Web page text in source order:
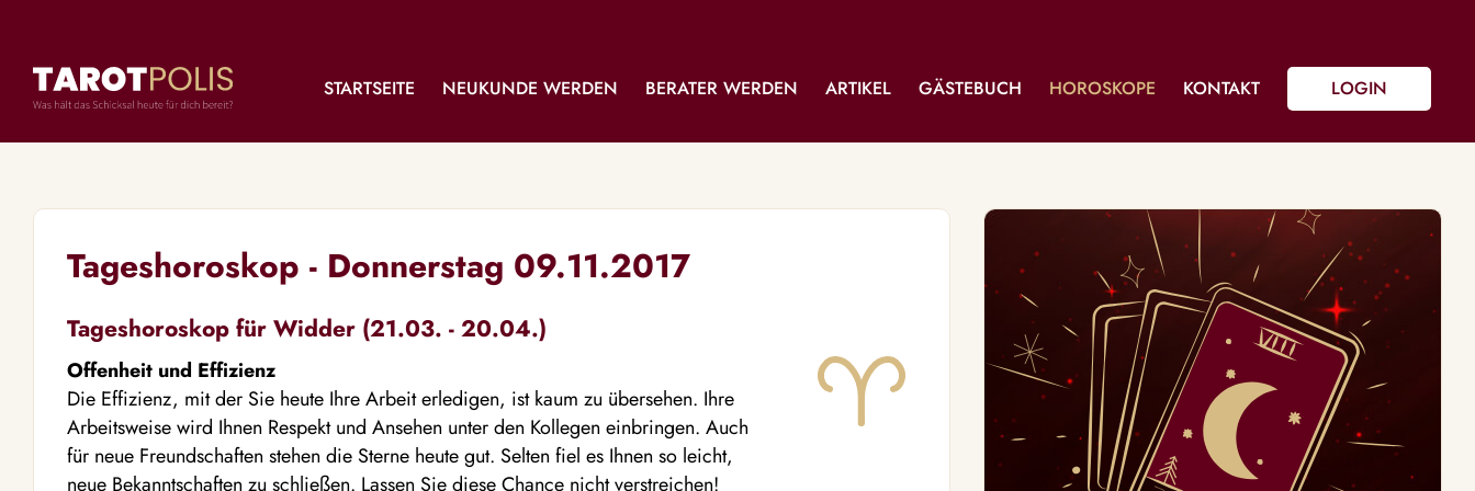
STARTSEITE NEUKUNDE WERDEN BERATER WERDEN ARTIKEL GÄSTEBUCH HOROSKOPE KONTAKT LOGIN
Tageshoroskop - Donnerstag 09.11.2017
Tageshoroskop für Widder (21.03. - 20.04.)
Offenheit und Effizienz
Die Effizienz, mit der Sie heute Ihre Arbeit erledigen, ist kaum zu übersehen. Ihre
Arbeitsweise wird Ihnen Respekt und Ansehen unter den Kollegen einbringen. Auch
für neue Freundschaften stehen die Sterne heute gut. Selten fiel es Ihnen so leicht,
neue Bekanntschaften zu schließen. Lassen Sie diese Chance nicht verstreichen!